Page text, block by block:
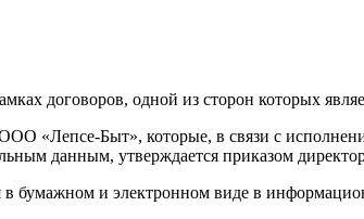
договоров, одной из сторон которых
«Лепсе-Быт», которые, в связи с
данным, утверждается приказом
бумажном и электронном виде в